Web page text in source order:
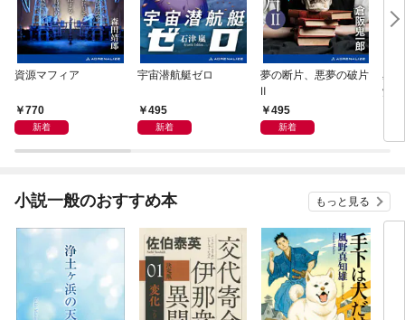
資源マフィア
770
新着
宇宙潜航艇ゼロ
495
新着
夢の断片、悪夢の破片
Ⅱ
495
新着
星
覚
小説一般のおすすめ本 もっと見る